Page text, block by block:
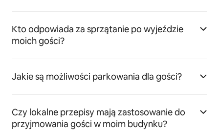
Kto odpowiada za sprzątanie po wyjeździe
moich gości?
Jakie są możliwości parkowania dla gości?
Czy lokalne przepisy mają zastosowanie do
przyjmowania gości w moim budynku?